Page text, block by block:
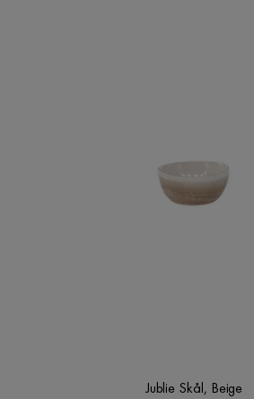
Jublie Skål, Beige